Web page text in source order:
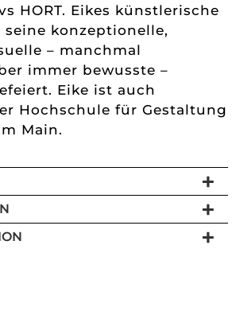
HORT. Eikes künstlerische
konzeptionelle,
– manchmal
immer bewusste –
Eike ist auch
Hochschule für Gestaltung
Main.